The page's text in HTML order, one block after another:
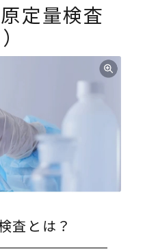
定量検査
査とは？